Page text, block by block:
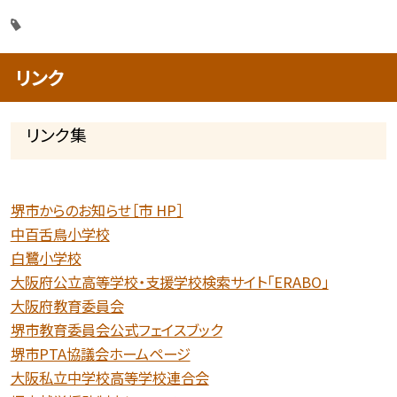
リンク
リンク集
堺市からのお知らせ［市 HP］
中百舌鳥小学校
白鷺小学校
大阪府公立高等学校・支援学校検索サイト「ERABO」
大阪府教育委員会
堺市教育委員会公式フェイスブック
堺市PTA協議会ホームページ
大阪私立中学校高等学校連合会